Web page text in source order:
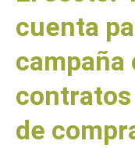
cuenta
campaña
de